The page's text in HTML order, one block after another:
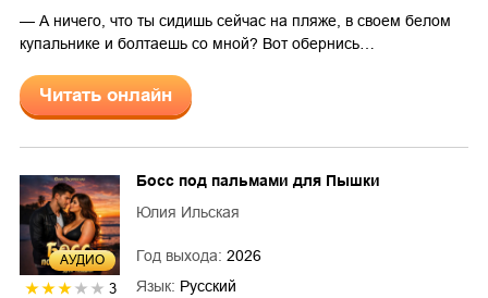
— А ничего, что ты сидишь сейчас на пляже, в своем белом
купальнике и болтаешь со мной? Вот обернись…
Читать онлайн
AУДИО
3
Босс под пальмами для Пышки
Юлия Ильская
Год выхода: 2026
Язык: Русский